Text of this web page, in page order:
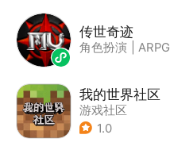
传世奇迹
角色扮演 ARPG
我的世界社区
游戏社区
1.0